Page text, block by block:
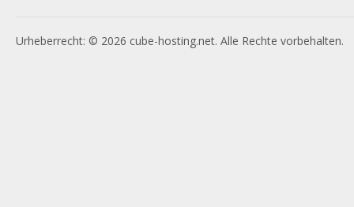
Urheberrecht: © 2026 cube-hosting.net. Alle Rechte vorbehalten.